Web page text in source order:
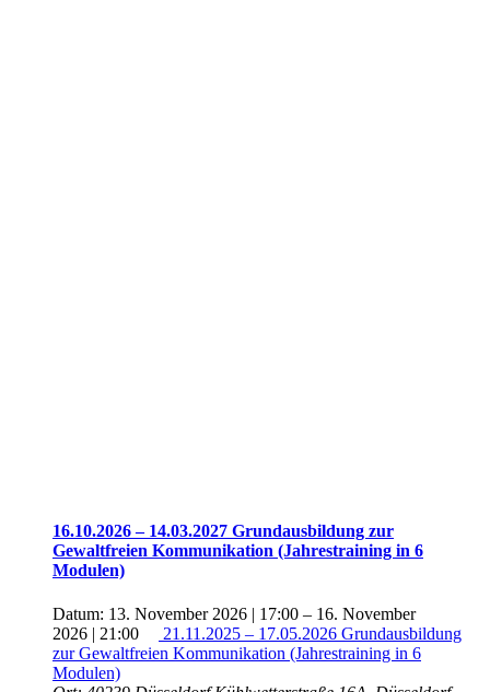
16.10.2026 – 14.03.2027 Grundausbildung zur
Gewaltfreien Kommunikation (Jahrestraining in 6
Modulen)
Datum: 13. November 2026 | 17:00 – 16. November
2026 | 21:00
21.11.2025 – 17.05.2026 Grundausbildung
zur Gewaltfreien Kommunikation (Jahrestraining in 6
Modulen)